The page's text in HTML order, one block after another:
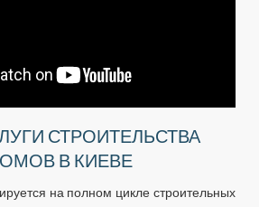
СТРОИТЕЛЬСТВА
В КИЕВЕ
на полном цикле строительных